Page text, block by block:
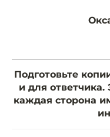
Подготовьте
и для
каждая сторона